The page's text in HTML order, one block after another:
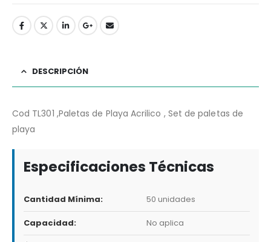
DESCRIPCIÓN
Cod TL301 ,Paletas de Playa Acrilico , Set de paletas de
playa
Especificaciones Técnicas
Cantidad Mínima: 50 unidades
Capacidad: No aplica